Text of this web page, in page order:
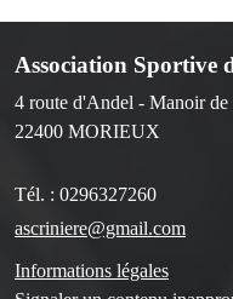
Association Sportive
4 route d'Andel - Manoir
22400 MORIEUX
Tél. : 0296327260
ascriniere@gmail.com
Informations légales